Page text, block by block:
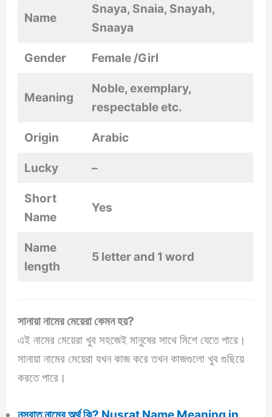
Name
Snaya, Snaia, Snayah,
Snaaya
Gender Female /Girl
Meaning
Noble, exemplary,
respectable etc.
Origin Arabic
Lucky –
Short
Name
Yes
Name
length
5 letter and 1 word
সানায়া নামের মেয়েরা কেমন হয়?
এই নামের মেয়েরা খুব সহজেই মানুষের সাথে মিশে যেতে পারে।
সানায়া নামের মেয়েরা যখন কাজ করে তখন কাজগুলো খুব গুছিয়ে
করতে পারে।